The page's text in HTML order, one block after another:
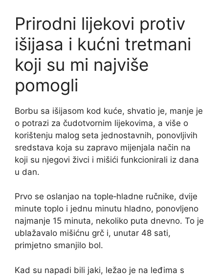
Prirodni lijekovi protiv
išijasa i kućni tretmani
koji su mi najviše
pomogli
Borbu sa išijasom kod kuće, shvatio je, manje je
o potrazi za čudotvornim lijekovima, a više o
korištenju malog seta jednostavnih, ponovljivih
sredstava koja su zapravo mijenjala način na
koji su njegovi živci i mišići funkcionirali iz dana
u dan.
Prvo se oslanjao na tople‑hladne ručnike, dvije
minute toplo i jednu minutu hladno, ponovljeno
najmanje 15 minuta, nekoliko puta dnevno. To je
ublažavalo mišićnu grč i, unutar 48 sati,
primjetno smanjilo bol.
Kad su napadi bili jaki, ležao je na leđima s